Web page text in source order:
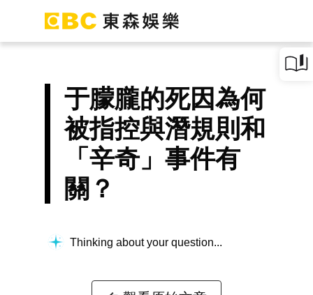
于朦朧的死因為何
被指控與潛規則和
「辛奇」事件有
關？
Thinking about your question...